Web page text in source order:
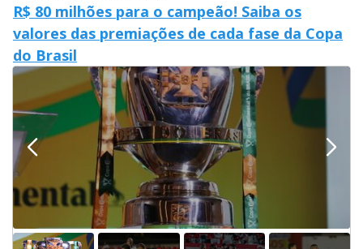
R$ 80 milhões para o campeão! Saiba os
valores das premiações de cada fase da Copa
do Brasil